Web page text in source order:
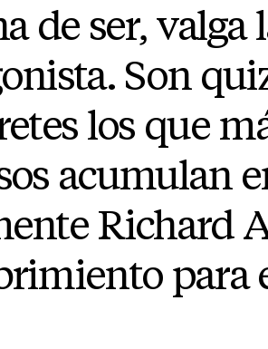
de ser, valga
Son
los que
acumulan
Richard
para